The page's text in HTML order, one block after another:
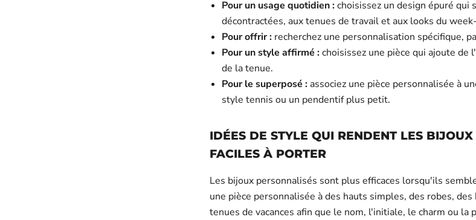
Pour un usage quotidien :choisissez un design épuré qui
décontractées, aux tenues de travail et aux looks du
Pour offrir : recherchez une personnalisation spécifique,
Pour un style affirmé :choisissez une pièce qui ajoute de
de la tenue.
Pour le superposé : associez une pièce personnalisée à
style tennis ou un pendentif plus petit.
IDÉES DE STYLE QUI RENDENT LES
FACILES À PORTER
Les bijoux personnalisés sont plus efficaces lorsqu'ils
une pièce personnalisée à des hauts simples, des robes,
tenues de vacances afin que le nom, l'initiale, le charm ou la